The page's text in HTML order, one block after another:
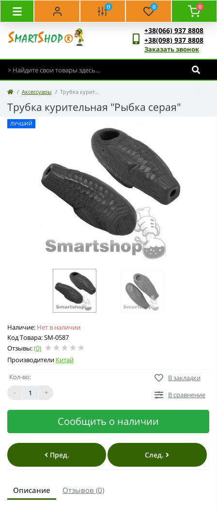
0 0 0
+38(066) 937 8808
+38(098) 937 8808
Заказать звонок
Аксессуары Трубка курительная "Рыбка серая"
Трубка курительная "Рыбка серая"
Наличие: Нет в наличии
Код Товара: SM-0587
Отзывы:(0)
Производители Китай
ЛУЧШИЙ
Кол-во:
-
+
В закладки
В сравнение
Сообщить о наличии
Пред. След.
Описание Отзывов (0)